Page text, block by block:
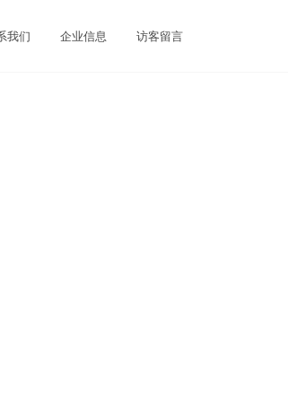
我们 企业信息 访客留言